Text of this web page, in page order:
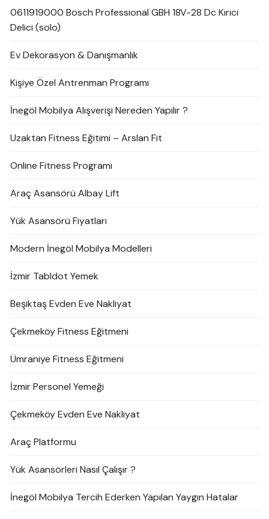
0611919000 Bosch Professional GBH 18V-28 Dc Kırıcı
Delici (solo)
Ev Dekorasyon & Danışmanlık
Kişiye Özel Antrenman Programı
İnegöl Mobilya Alışverişi Nereden Yapılır ?
Uzaktan Fitness Eğitimi – Arslan Fit
Online Fitness Programı
Araç Asansörü Albay Lift
Yük Asansörü Fiyatları
Modern İnegöl Mobilya Modelleri
İzmir Tabldot Yemek
Beşiktaş Evden Eve Nakliyat
Çekmeköy Fitness Eğitmeni
Ümraniye Fitness Eğitmeni
İzmir Personel Yemeği
Çekmeköy Evden Eve Nakliyat
Araç Platformu
Yük Asansörleri Nasıl Çalışır ?
İnegöl Mobilya Tercih Ederken Yapılan Yaygın Hatalar